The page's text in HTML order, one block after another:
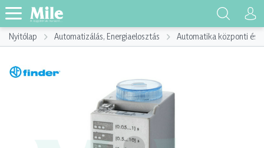
Nyitólap Automatizálás, Energiaelosztás Automatika központi és